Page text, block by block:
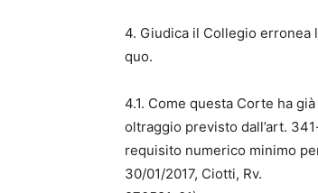
4. Giudica il Collegio erronea
quo.
4.1. Come questa Corte ha
oltraggio previsto dall’art.
requisito numerico minimo
30/01/2017, Ciotti, Rv.